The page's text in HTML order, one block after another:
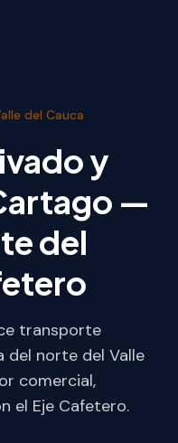
del Cauca
y
—
del
transporte
del norte del Valle
comercial,
el Eje Cafetero.